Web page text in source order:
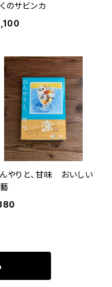
のサビンカ
やりと、甘味 おいしい